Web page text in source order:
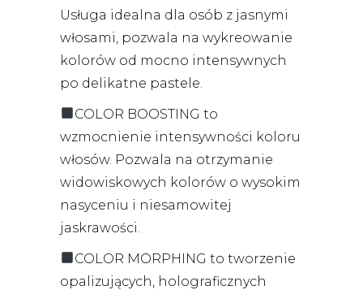
Usługa idealna dla osób z jasnymi
włosami, pozwala na wykreowanie
kolorów od mocno intensywnych
po delikatne pastele.
COLOR BOOSTING to
wzmocnienie intensywności koloru
włosów. Pozwala na otrzymanie
widowiskowych kolorów o wysokim
nasyceniu i niesamowitej
jaskrawości.
COLOR MORPHING to tworzenie
opalizujących, holograficznych